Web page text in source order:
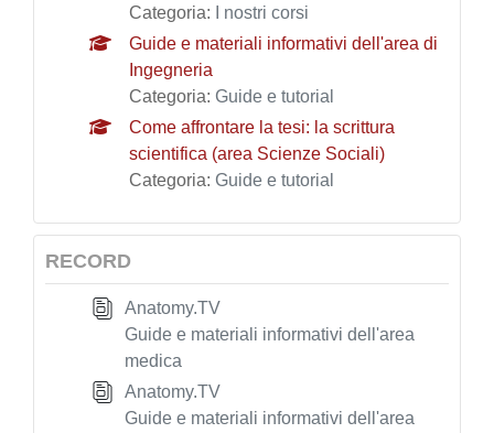
Categoria:
I nostri corsi
Guide e materiali informativi dell'area di
Ingegneria
Categoria: Guide e tutorial
Come affrontare la tesi: la scrittura
scientifica (area Scienze Sociali)
Categoria: Guide e tutorial
RECORD
Anatomy.TV
Guide e materiali informativi dell'area
medica
Anatomy.TV
Guide e materiali informativi dell'area